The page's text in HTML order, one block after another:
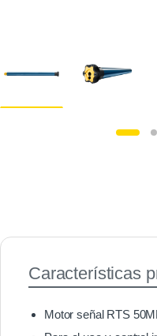
Características
Motor señal RTS